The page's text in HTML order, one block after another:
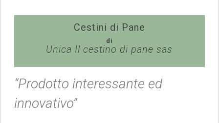
Cestini di Pane
di
Unica Il cestino di pane sas
“Prodotto interessante ed
innovativo”